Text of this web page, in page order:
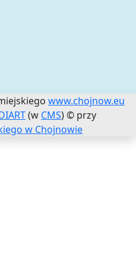
www.chojnow.eu
(w CMS) © przy
w Chojnowie